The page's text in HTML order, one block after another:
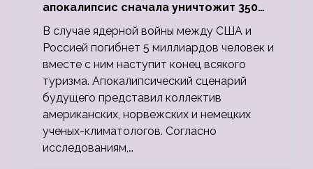
апокалипсис сначала уничтожит 350
миллионов, а потом 5 миллиардов
людей
В случае ядерной войны между США и
Россией погибнет 5 миллиардов человек и
вместе с ним наступит конец всякого
туризма. Апокалипсический сценарий
будущего представил коллектив
американских, норвежских и немецких
ученых-климатологов. Согласно
исследованиям,…